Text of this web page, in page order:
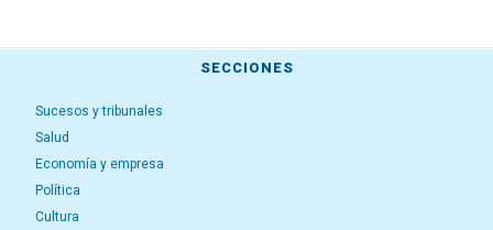
SECCIONES
Sucesos y tribunales
Salud
Economía y empresa
Política
Cultura